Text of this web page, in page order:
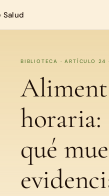
Salud
BIBLIOTECA · ARTÍCULO 24
horaria:
qué